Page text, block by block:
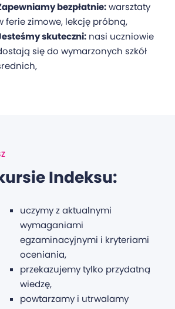
bezpłatnie:warsztaty
ferie zimowe, lekcję próbną,
skuteczni: nasi uczniowie
się do wymarzonych szkół
Indeksu:
uczymy z aktualnymi
wymaganiami
egzaminacyjnymi i kryteriami
oceniania,
przekazujemy tylko przydatną
wiedzę,
powtarzamy i utrwalamy